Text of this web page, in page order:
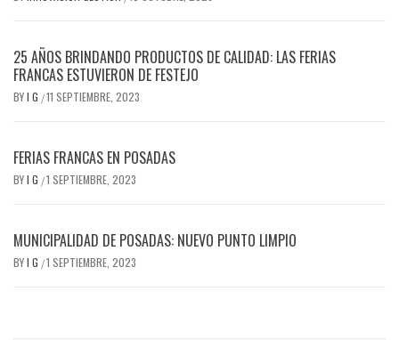
25 AÑOS BRINDANDO PRODUCTOS DE CALIDAD: LAS FERIAS
FRANCAS ESTUVIERON DE FESTEJO
BYI G /11 SEPTIEMBRE, 2023
FERIAS FRANCAS EN POSADAS
BYI G /1 SEPTIEMBRE, 2023
MUNICIPALIDAD DE POSADAS: NUEVO PUNTO LIMPIO
BYI G /1 SEPTIEMBRE, 2023